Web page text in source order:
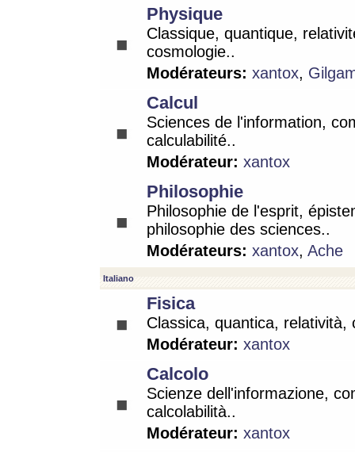
Physique
Classique, quantique,
cosmologie..
Modérateurs: xantox,
Calcul
Sciences de l'information,
calculabilité..
Modérateur: xantox
Philosophie
Philosophie de l'esprit,
philosophie des sciences..
Modérateurs: xantox, Ache
Italiano
Fisica
Classica, quantica, relatività,
Modérateur: xantox
Calcolo
Scienze dell'informazione,
calcolabilità..
Modérateur: xantox